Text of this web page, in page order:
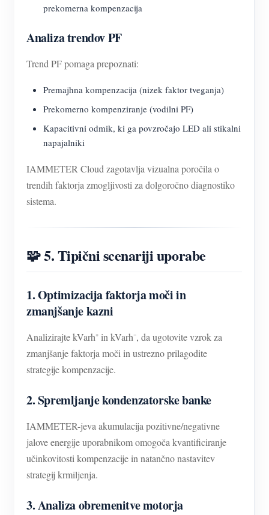
prekomerna kompenzacija
Analiza trendov PF
Trend PF pomaga prepoznati:
Premajhna kompenzacija (nizek faktor tveganja)
Prekomerno kompenziranje (vodilni PF)
Kapacitivni odmik, ki ga povzročajo LED ali stikalni
napajalniki
IAMMETER Cloud zagotavlja vizualna poročila o
trendih faktorja zmogljivosti za dolgoročno diagnostiko
sistema.
🧩 5. Tipični scenariji uporabe
1. Optimizacija faktorja moči in
zmanjšanje kazni
Analizirajte kVarh⁺ in kVarh⁻, da ugotovite vzrok za
zmanjšanje faktorja moči in ustrezno prilagodite
strategije kompenzacije.
2. Spremljanje kondenzatorske banke
IAMMETER-jeva akumulacija pozitivne/negativne
jalove energije uporabnikom omogoča kvantificiranje
učinkovitosti kompenzacije in natančno nastavitev
strategij krmiljenja.
3. Analiza obremenitve motorja